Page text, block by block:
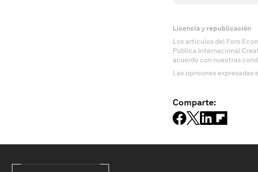
Licencia y republicación
Los artículos del Foro
Pública Internacional
acuerdo con nuestras
Las opiniones expresadas
Comparte: